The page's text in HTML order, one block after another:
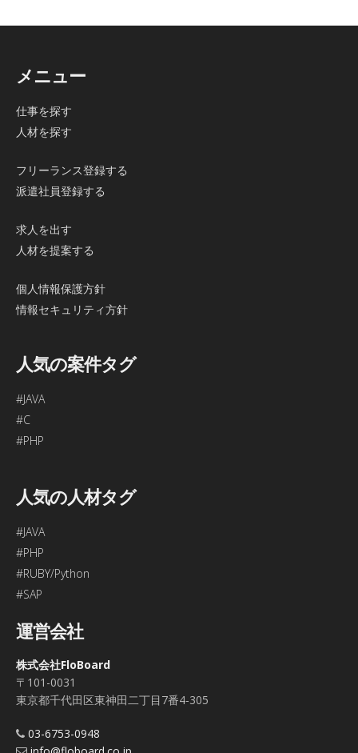
メニュー
仕事を探す
人材を探す
フリーランス登録する
派遣社員登録する
求人を出す
人材を提案する
個人情報保護方針
情報セキュリティ方針
人気の案件タグ
#JAVA
#C
#PHP
人気の人材タグ
#JAVA
#PHP
#RUBY/Python
#SAP
運営会社
株式会社FloBoard
〒101-0031
東京都千代田区東神田二丁目7番4-305
03-6753-0948